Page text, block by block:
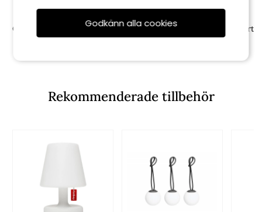
Fatboy
Oloha lampa medium - sage
Fatboy
Oloha lampa medium - desert
Rekommenderade tillbehör
Godkänn alla cookies